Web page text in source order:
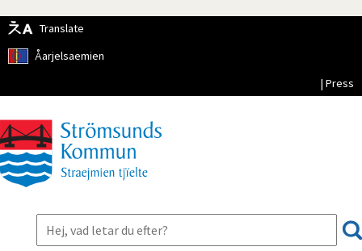
Translate
Åarjelsaemien
| Press